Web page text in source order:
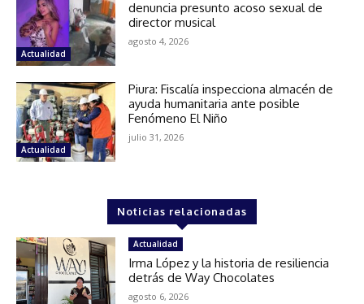
Actualidad
denuncia presunto acoso sexual de
director musical
agosto 4, 2026
Actualidad
Piura: Fiscalía inspecciona almacén de
ayuda humanitaria ante posible
Fenómeno El Niño
julio 31, 2026
Noticias relacionadas
Actualidad
Irma López y la historia de resiliencia
detrás de Way Chocolates
agosto 6, 2026